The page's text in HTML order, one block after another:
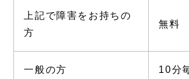
上記で障害をお持ちの
方
無料
一般の方 10分